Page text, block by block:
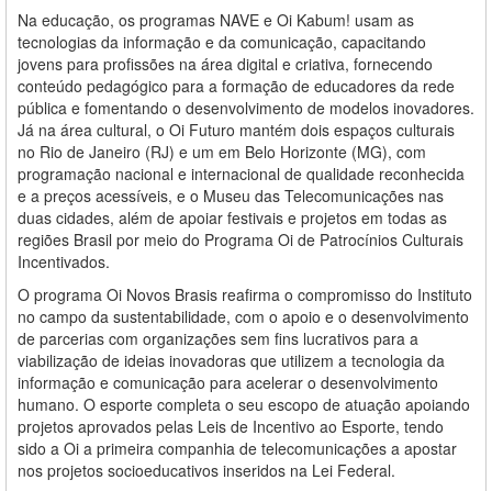
Na educação, os programas NAVE e Oi Kabum! usam as
tecnologias da informação e da comunicação, capacitando
jovens para profissões na área digital e criativa, fornecendo
conteúdo pedagógico para a formação de educadores da rede
pública e fomentando o desenvolvimento de modelos inovadores.
Já na área cultural, o Oi Futuro mantém dois espaços culturais
no Rio de Janeiro (RJ) e um em Belo Horizonte (MG), com
programação nacional e internacional de qualidade reconhecida
e a preços acessíveis, e o Museu das Telecomunicações nas
duas cidades, além de apoiar festivais e projetos em todas as
regiões Brasil por meio do Programa Oi de Patrocínios Culturais
Incentivados.
O programa Oi Novos Brasis reafirma o compromisso do Instituto
no campo da sustentabilidade, com o apoio e o desenvolvimento
de parcerias com organizações sem fins lucrativos para a
viabilização de ideias inovadoras que utilizem a tecnologia da
informação e comunicação para acelerar o desenvolvimento
humano. O esporte completa o seu escopo de atuação apoiando
projetos aprovados pelas Leis de Incentivo ao Esporte, tendo
sido a Oi a primeira companhia de telecomunicações a apostar
nos projetos socioeducativos inseridos na Lei Federal.